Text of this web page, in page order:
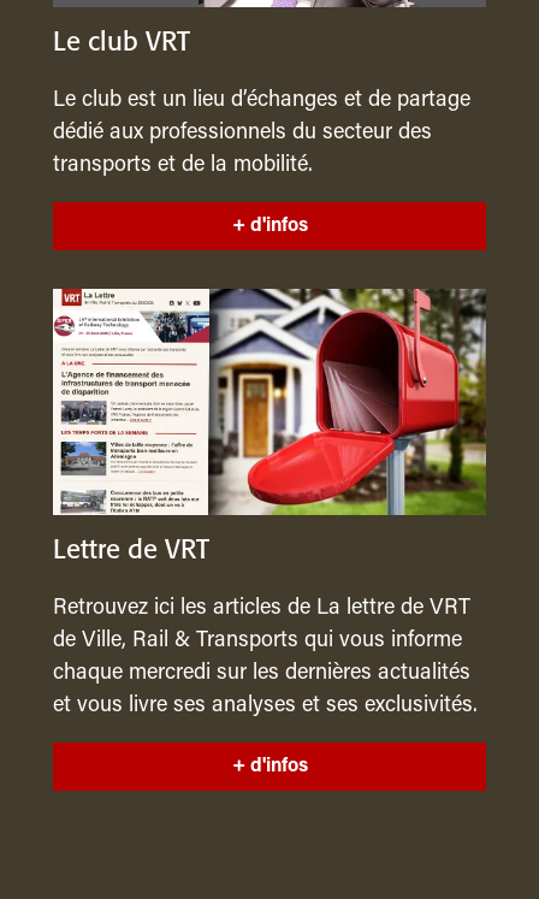
Le club VRT
Le club est un lieu d’échanges et de partage
dédié aux professionnels du secteur des
transports et de la mobilité.
+ d'infos
Lettre de VRT
Retrouvez ici les articles de La lettre de VRT
de Ville, Rail & Transports qui vous informe
chaque mercredi sur les dernières actualités
et vous livre ses analyses et ses exclusivités.
+ d'infos